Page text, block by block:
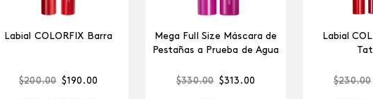
Labial COLORFIX Barra
$200.00 $190 .00
Mega Full Size Máscara de
Pestañas a Prueba de Agua
$330.00 $313 .00
Labial
$230.00